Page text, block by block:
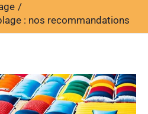
: nos recommandations